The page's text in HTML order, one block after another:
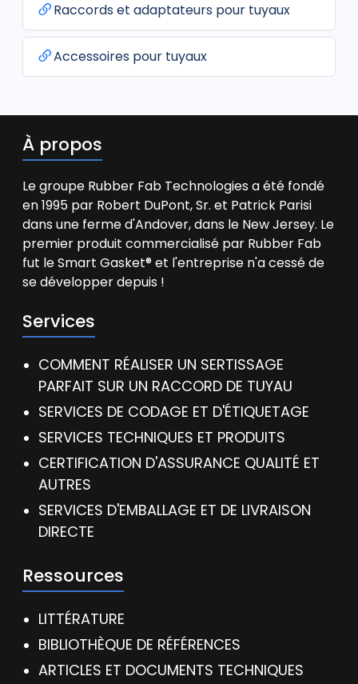
Raccords et adaptateurs pour tuyaux
Accessoires pour tuyaux
À propos
Le groupe Rubber Fab Technologies a été fondé
en 1995 par Robert DuPont, Sr. et Patrick Parisi
dans une ferme d'Andover, dans le New Jersey. Le
premier produit commercialisé par Rubber Fab
fut le Smart Gasket® et l'entreprise n'a cessé de
se développer depuis !
Services
COMMENT RÉALISER UN SERTISSAGE
PARFAIT SUR UN RACCORD DE TUYAU
SERVICES DE CODAGE ET D'ÉTIQUETAGE
SERVICES TECHNIQUES ET PRODUITS
CERTIFICATION D'ASSURANCE QUALITÉ ET
AUTRES
SERVICES D'EMBALLAGE ET DE LIVRAISON
DIRECTE
Ressources
LITTÉRATURE
BIBLIOTHÈQUE DE RÉFÉRENCES
ARTICLES ET DOCUMENTS TECHNIQUES